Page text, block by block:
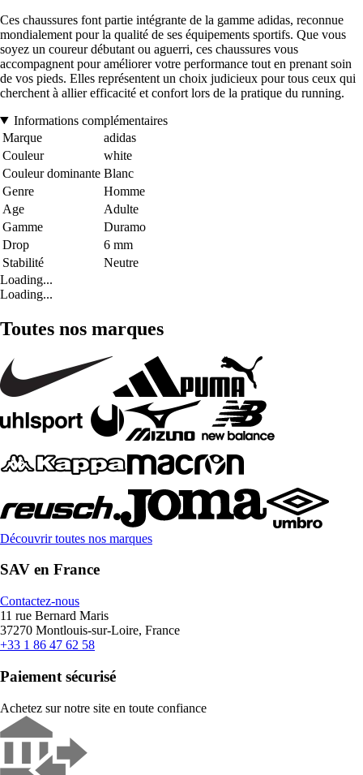
Ces chaussures font partie intégrante de la gamme adidas, reconnue
mondialement pour la qualité de ses équipements sportifs. Que vous
soyez un coureur débutant ou aguerri, ces chaussures vous
accompagnent pour améliorer votre performance tout en prenant soin
de vos pieds. Elles représentent un choix judicieux pour tous ceux qui
cherchent à allier efficacité et confort lors de la pratique du running.
Informations complémentaires
Marque
adidas
Couleur
white
Couleur dominante Blanc
Genre
Homme
Age
Adulte
Gamme
Duramo
Drop
6 mm
Stabilité
Neutre
Loading...
Loading...
Toutes nos marques
Découvrir toutes nos marques
SAV en France
Contactez-nous
11 rue Bernard Maris
37270 Montlouis-sur-Loire, France
+33 1 86 47 62 58
Paiement sécurisé
Achetez sur notre site en toute confiance